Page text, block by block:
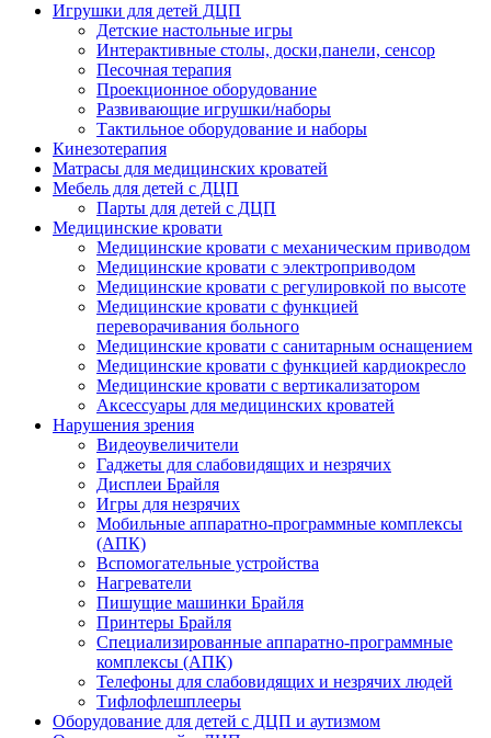
Игрушки для детей ДЦП
Детские настольные игры
Интерактивные столы, доски,панели, сенсор
Песочная терапия
Проекционное оборудование
Развивающие игрушки/наборы
Тактильное оборудование и наборы
Кинезотерапия
Матрасы для медицинских кроватей
Мебель для детей с ДЦП
Парты для детей с ДЦП
Медицинские кровати
Медицинские кровати с механическим приводом
Медицинские кровати с электроприводом
Медицинские кровати с регулировкой по высоте
Медицинские кровати с функцией
переворачивания больного
Медицинские кровати с санитарным оснащением
Медицинские кровати с функцией кардиокресло
Медицинские кровати с вертикализатором
Аксессуары для медицинских кроватей
Нарушения зрения
Видеоувеличители
Гаджеты для слабовидящих и незрячих
Дисплеи Брайля
Игры для незрячих
Мобильные аппаратно-программные комплексы
(АПК)
Вспомогательные устройства
Нагреватели
Пишущие машинки Брайля
Принтеры Брайля
Специализированные аппаратно-программные
комплексы (АПК)
Телефоны для слабовидящих и незрячих людей
Тифлофлешплееры
Оборудование для детей с ДЦП и аутизмом